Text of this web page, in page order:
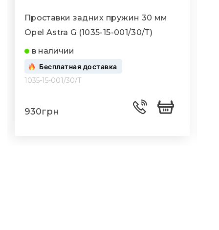
Проставки задних пружин 30 мм
Opel Astra G (1035-15-001/30/Т)
в наличии
Бесплатная доставка
1035-15-001/30/Т
930грн